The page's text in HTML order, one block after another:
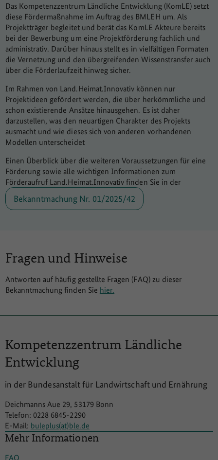
Das Kompetenzzentrum Ländliche Entwicklung (KomLE) setzt
diese Fördermaßnahme im Auftrag des BMLEH um. Als
Projektträger begleitet und berät das KomLE Akteure bereits
bei der Bewerbung um eine Projektförderung fachlich und
administrativ. Darüber hinaus stellt es in vielfältigen Formaten
die Vernetzung und den übergreifenden Wissenstransfer auch
über die Förderlaufzeit hinweg sicher.
Im Rahmen von Land.Heimat.Innovativ können nur
Projektideen gefördert werden, die über herkömmliche und
schon existierende Ansätze hinausgehen. Es ist daher
darzustellen, was den neuartigen Charakter des Projekts
ausmacht und wie dieses sich von anderen vorhandenen
Modellen unterscheidet
Einen Überblick über die weiteren Voraussetzungen für eine
Förderung sowie alle wichtigen Informationen zum
Förderaufruf Land.Heimat.Innovativ finden Sie in der
Bekanntmachung Nr. 01/2025/42
Fragen und Hinweise
Antworten auf häufig gestellte Fragen (FAQ) zu dieser
Bekanntmachung finden Sie hier.
Kompetenzzentrum Ländliche
Entwicklung
in der Bundesanstalt für Landwirtschaft und Ernährung
Deichmanns Aue 29, 53179 Bonn
Telefon: 0228 6845-2290
E-Mail: buleplus(at)ble.de
Mehr Informationen
FAQ